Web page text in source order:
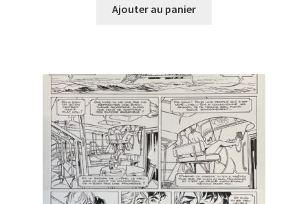
Ajouter au panier